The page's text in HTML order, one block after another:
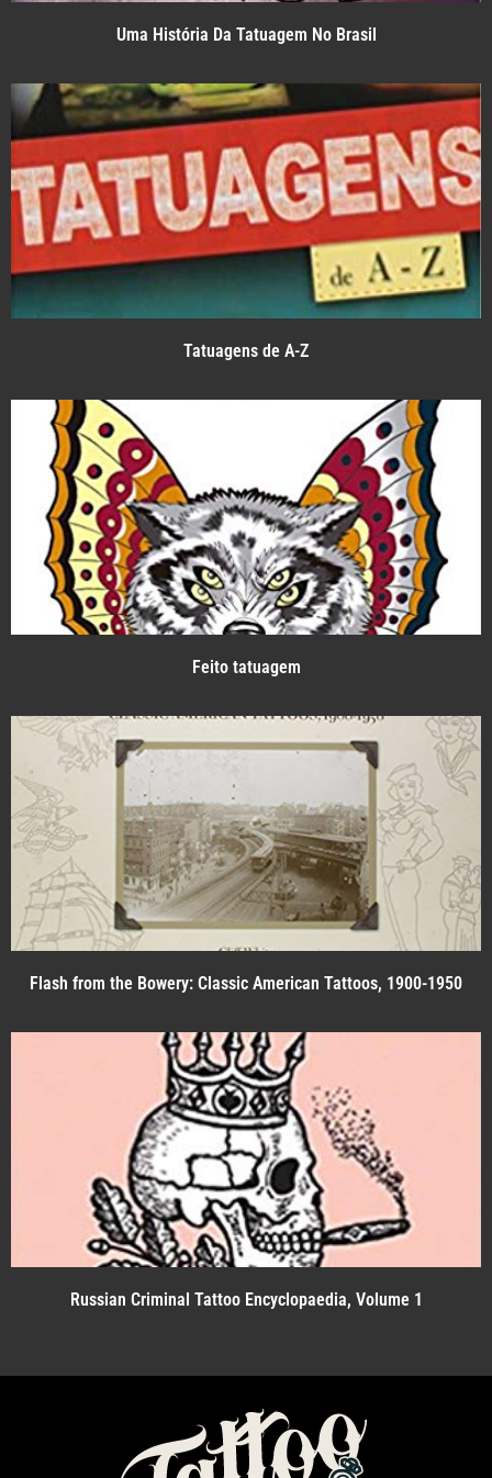
Uma História Da Tatuagem No Brasil
Tatuagens de A-Z
Feito tatuagem
Flash from the Bowery: Classic American Tattoos, 1900-1950
Russian Criminal Tattoo Encyclopaedia, Volume 1